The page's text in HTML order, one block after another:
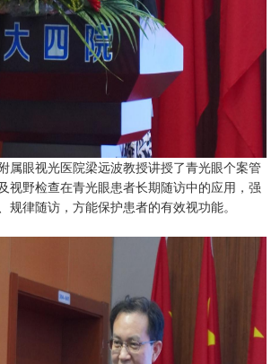
眼视光医院梁远波教授讲授了青光眼个案管
视野检查在青光眼患者长期随访中的应用，强
规律随访，方能保护患者的有效视功能。